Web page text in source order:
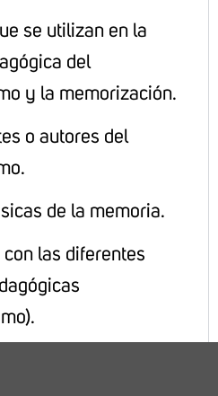
se utilizan en la
del
y la memorización.
o autores del
de la memoria.
las diferentes